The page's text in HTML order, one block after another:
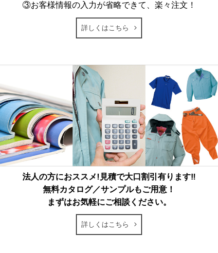
③お客様情報の入力が省略できて、楽々注文！
詳しくはこちら
法人の方におススメ!見積で大口割引有ります‼
無料カタログ／サンプルもご用意！
まずはお気軽にご相談ください。
詳しくはこちら